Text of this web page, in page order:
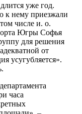
уже год.
к нему приезжали
числе и. о.
Югры Софья
для решения
от
усугубляется».
часа